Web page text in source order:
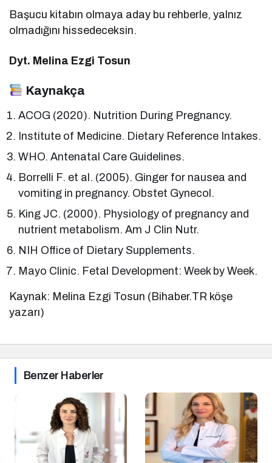
Başucu kitabın olmaya aday bu rehberle, yalnız
olmadığını hissedeceksin.
Dyt. Melina Ezgi Tosun
Kaynakça
ACOG (2020). Nutrition During Pregnancy.
Institute of Medicine. Dietary Reference Intakes.
WHO. Antenatal Care Guidelines.
Borrelli F. et al. (2005). Ginger for nausea and
vomiting in pregnancy. Obstet Gynecol.
King JC. (2000). Physiology of pregnancy and
nutrient metabolism. Am J Clin Nutr.
NIH Office of Dietary Supplements.
Mayo Clinic. Fetal Development: Week by Week.
Kaynak: Melina Ezgi Tosun (Bihaber.TR köşe
yazarı)
Benzer Haberler